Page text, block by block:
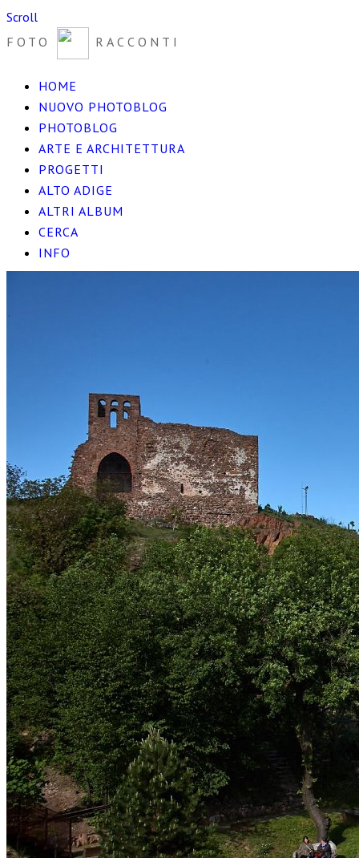
Scroll
FOTO
RACCONTI
HOME
NUOVO PHOTOBLOG
PHOTOBLOG
ARTE E ARCHITETTURA
PROGETTI
ALTO ADIGE
ALTRI ALBUM
CERCA
INFO